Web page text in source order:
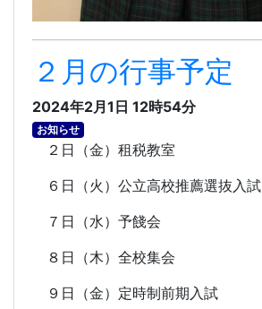
２月の行事予定
2024年2月1日 12時54分
お知らせ
２日（金）租税教室
６日（火）公立高校推薦選抜入試
７日（水）予餞会
８日（木）全校集会
９日（金）定時制前期入試